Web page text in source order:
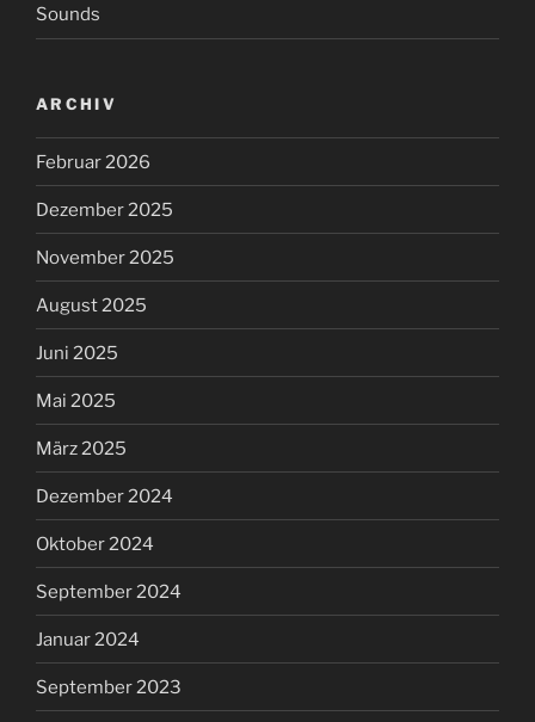
Sounds
ARCHIV
Februar 2026
Dezember 2025
November 2025
August 2025
Juni 2025
Mai 2025
März 2025
Dezember 2024
Oktober 2024
September 2024
Januar 2024
September 2023